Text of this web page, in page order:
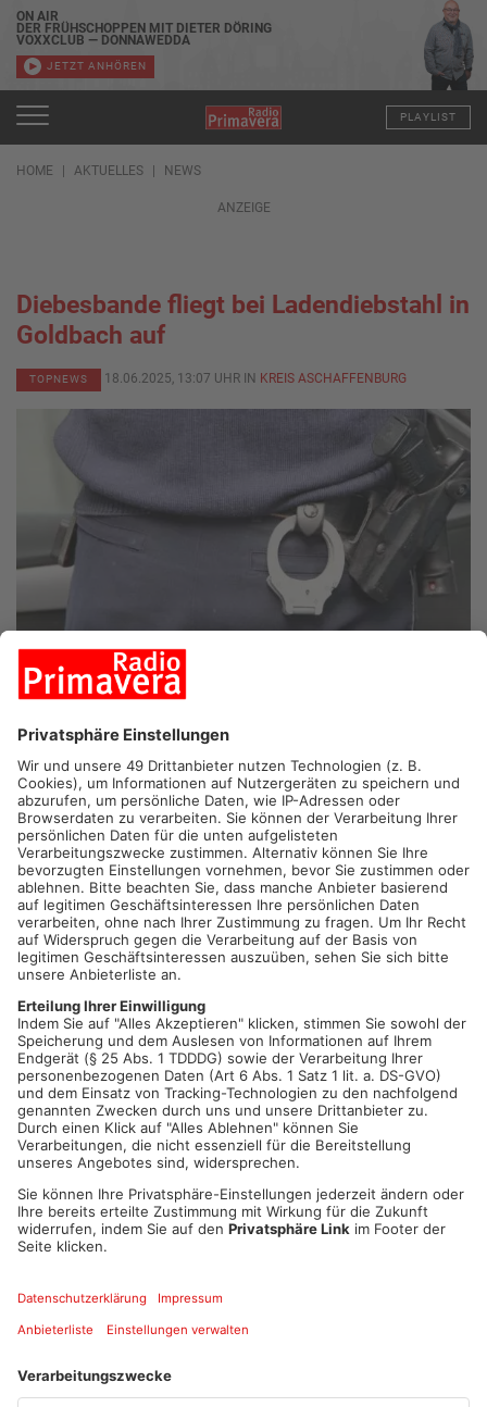
ON AIR
DER FRÜHSCHOPPEN MIT DIETER DÖRING
VOXXCLUB — DONNAWEDDA
JETZT ANHÖREN
PLAYLIST
HOME AKTUELLES NEWS
ANZEIGE
Diebesbande fliegt bei Ladendiebstahl in
Goldbach auf
TOPNEWS 18.06.2025, 13:07 UHR IN KREIS ASCHAFFENBURG
GOLDBACH.Auch im Bereich Ladendiebstahl sehen sich die
Ermittler bei uns zunehmend mit Profis konfrontiert. In
Goldbach flog eine Diebesbande nun in einem Supermarkt auf.
Ein 20 Jahre alter Langfinger sitzt in Untersuchungshaft.
Dem Filialleiter fallen am Montag zwei Typen auf, die sich
seltsam verhalten. In ihrem Einkaufskorb bunkern die beiden
Spirituosen und Kaffee – haufenweise. Er ruft die
Aschaffenburger Polizei, die sich auf den Weg nach Goldbach
macht. In der Zwischenzeit beobachtet der Filialleiter, wie die
beiden jungen Männer sich offenbar nach einem geeigneten
Nebenausgang umschauen. Plötzlich erhält einer einen Anruf
Einkaufswagen stehen und flitzen zum Ausgang. Doch die
Streife ist schon da und kassiert die beiden 19 und 20 Jahre
alten Männer ein. Offenbar hat ein dritter vor dem Goldbacher
Supermarkt Schmiere gestanden und die zwei gewarnt. Der
ältere wird vom Haftrichter in die JVA geschickt, der jüngere
ist wieder auf freiem Fuß.
Artikel teilen